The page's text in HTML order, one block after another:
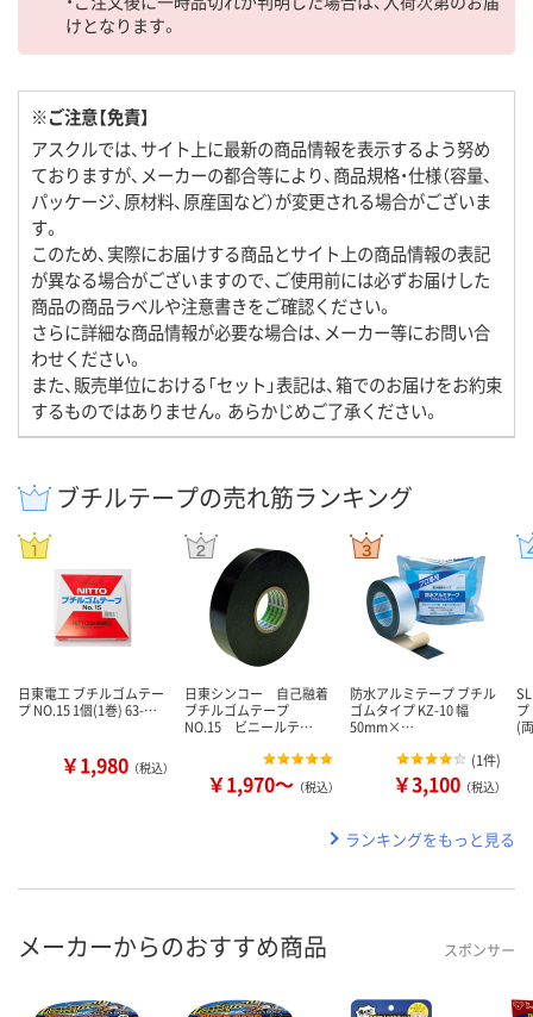
けとなります。
※ご注意【免責】
アスクルでは、サイト上に最新の商品情報を表示するよう努め
ておりますが、メーカーの都合等により、商品規格・仕様（容量、
パッケージ、原材料、原産国など）が変更される場合がございま
す。
このため、実際にお届けする商品とサイト上の商品情報の表記
が異なる場合がございますので、ご使用前には必ずお届けした
商品の商品ラベルや注意書きをご確認ください。
さらに詳細な商品情報が必要な場合は、メーカー等にお問い合
わせください。
また、販売単位における「セット」表記は、箱でのお届けをお約束
するものではありません。あらかじめご了承ください。
ブチルテープの売れ筋ランキング
日東電工 ブチルゴムテー
プ NO.15 1個(1巻) 63-…
￥1,980 （税込）
日東シンコー 自己融着
ブチルゴムテープ
NO.15 ビニールテ…
￥1,970～ （税込）
防水アルミテープ ブチル
ゴムタイプ KZ-10 幅
50mm×…
(1件)
￥3,100 （税込）
(
ランキングをもっと見る
メーカーからのおすすめ商品 スポンサー